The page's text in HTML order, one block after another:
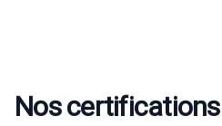
Nos certifications